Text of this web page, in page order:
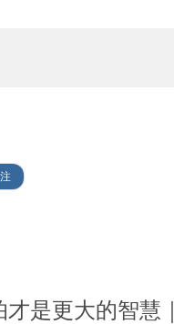
是更大的智慧｜